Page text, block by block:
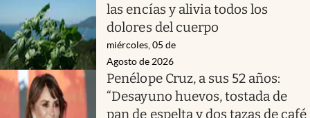
las encías y alivia todos los
dolores del cuerpo
miércoles, 05 de
Agosto de 2026
Penélope Cruz, a sus 52 años:
“Desayuno huevos, tostada de
pan de espelta y dos tazas de café